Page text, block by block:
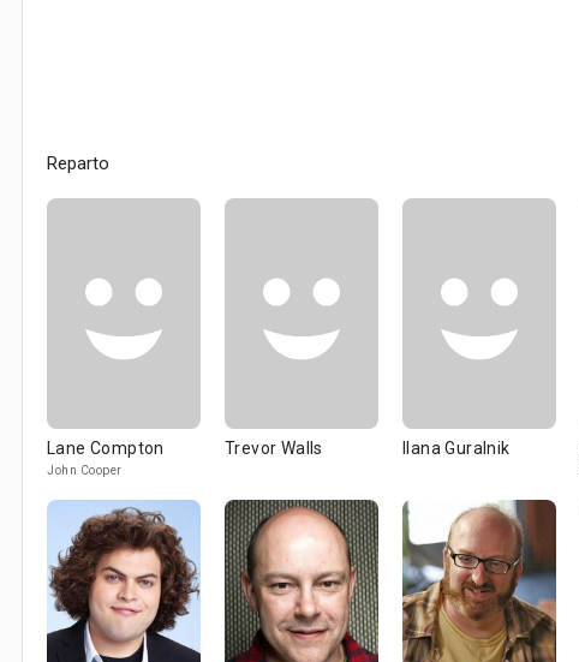
Reparto
Lane Compton
John Cooper
Trevor Walls Ilana Guralnik